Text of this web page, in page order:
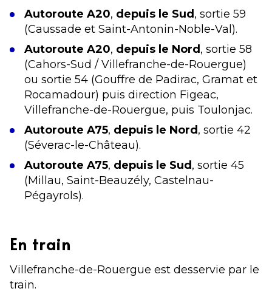
Autoroute A20, depuis le Sud , sortie 59
(Caussade et Saint-Antonin-Noble-Val).
Autoroute A20, depuis le Nord , sortie 58
(Cahors-Sud / Villefranche-de-Rouergue)
ou sortie 54 (Gouffre de Padirac, Gramat et
Rocamadour) puis direction Figeac,
Villefranche-de-Rouergue, puis Toulonjac.
Autoroute A75, depuis le Nord , sortie 42
(Séverac-le-Château).
Autoroute A75, depuis le Sud , sortie 45
(Millau, Saint-Beauzély, Castelnau-
Pégayrols).
En train
Villefranche-de-Rouergue est desservie par le
train.